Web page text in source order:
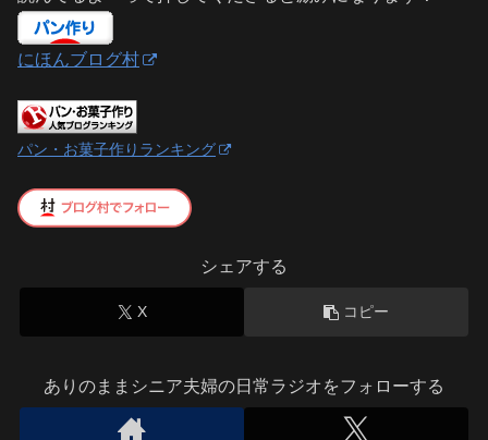
にほんブログ村
パン・お菓子作りランキング
シェアする
X コピー
ありのままシニア夫婦の日常ラジオをフォローする